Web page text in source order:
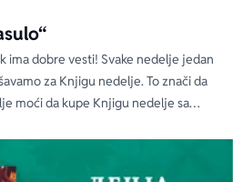
ima dobre vesti! Svake nedelje jedan
za Knjigu nedelje. To znači da
moći da kupe Knjigu nedelje sa
od 30%.